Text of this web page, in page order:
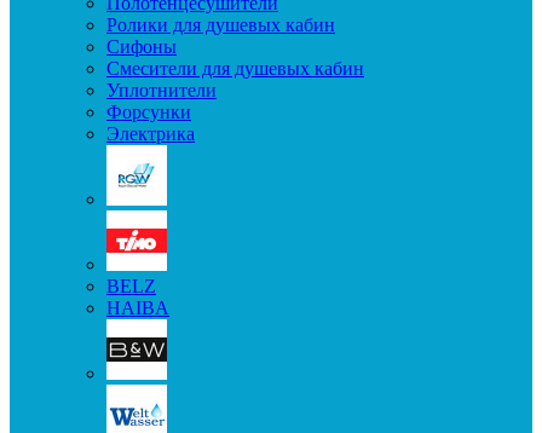
Ролики для душевых кабин
Сифоны
Смесители для душевых кабин
Уплотнители
Форсунки
Электрика
BELZ
HAIBA